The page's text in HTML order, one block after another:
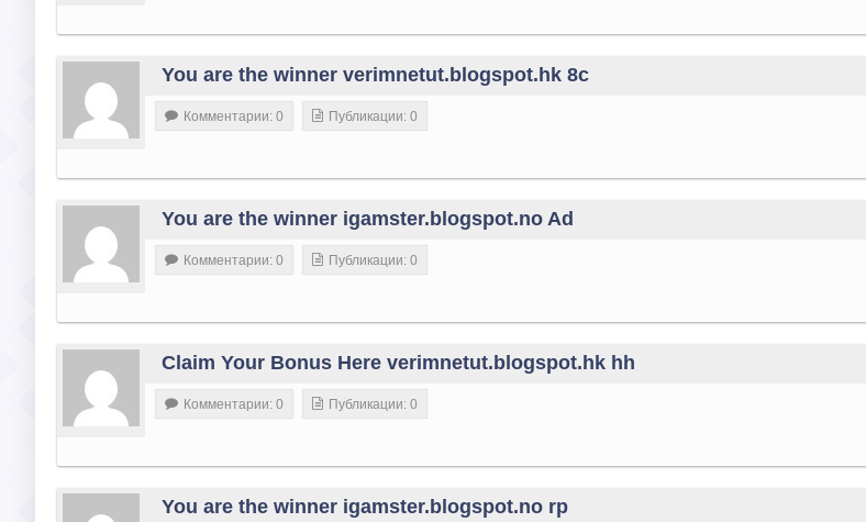
You are the winner verimnetut.blogspot.hk 8c
Комментарии: 0 Публикации: 0
You are the winner igamster.blogspot.no Ad
Комментарии: 0 Публикации: 0
Claim Your Bonus Here verimnetut.blogspot.hk hh
Комментарии: 0 Публикации: 0
You are the winner igamster.blogspot.no rp